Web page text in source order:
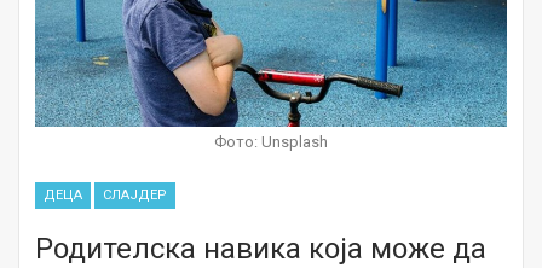
Фото: Unsplash
ДЕЦА СЛАЈДЕР
Родителска навика која може да